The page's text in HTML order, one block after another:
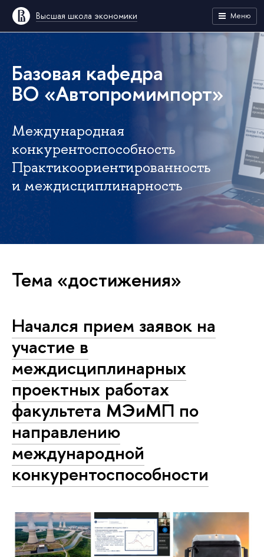
Высшая школа экономики Меню
Базовая кафедра
ВО «Автопромимпорт»
Международная
конкурентоспособность
Практикоориентированность
и междисциплинарность
Тема «достижения»
Начался прием заявок на
участие в
междисциплинарных
проектных работах
факультета МЭиМП по
направлению
международной
конкурентоспособности